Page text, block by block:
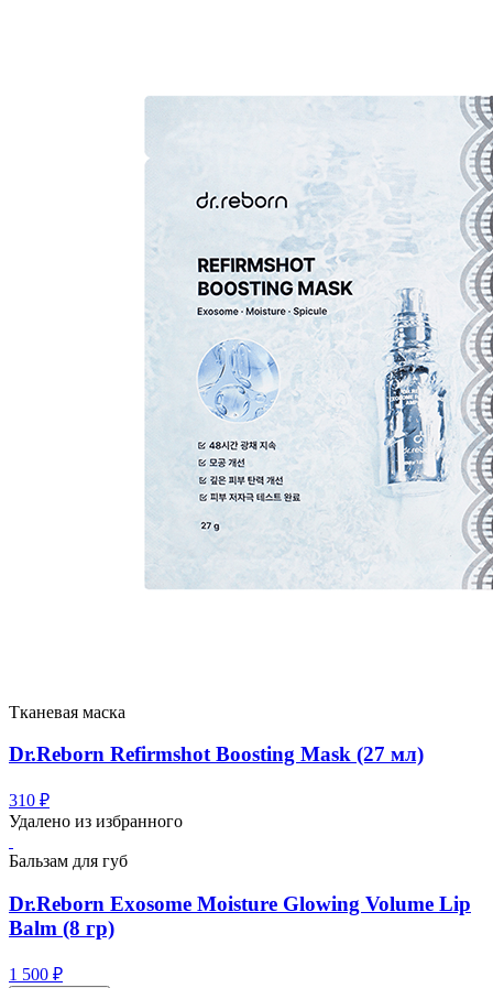
Тканевая маска
Dr.Reborn Refirmshot Boosting Mask (27 мл)
310 ₽
Удалено из избранного
Бальзам для губ
Dr.Reborn Exosome Moisture Glowing Volume Lip
Balm (8 гр)
1 500 ₽